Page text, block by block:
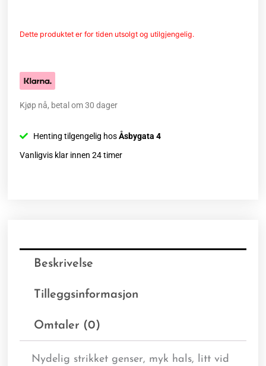
Dette produktet er for tiden utsolgt og utilgjengelig.
Kjøp nå, betal om 30 dager
Henting tilgengelig hosÅsbygata 4
Vanligvis klar innen 24 timer
Beskrivelse
Tilleggsinformasjon
Omtaler (0)
Nydelig strikket genser, myk hals, litt vid